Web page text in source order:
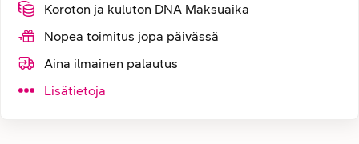
Koroton ja kuluton DNA Maksuaika
Nopea toimitus jopa päivässä
Aina ilmainen palautus
Lisätietoja